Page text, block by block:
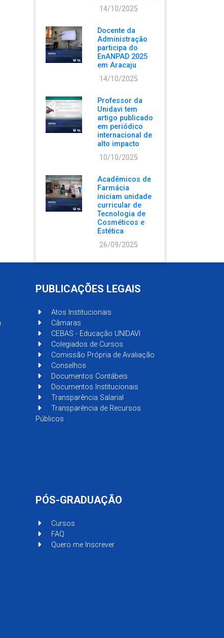
14/10/2025
Docente da
Administração
participa do
EnANPAD 2025
em Aracaju
14/10/2025
Professor da
Unidavi tem
artigo publicado
em periódico
internacional de
alto impacto
10/10/2025
Acadêmicos de
Farmácia
iniciam unidade
curricular de
Tecnologia de
Cosméticos e
Estética
26/09/2025
PUBLICAÇÕES LEGAIS
Atos Institucionais
Câmaras
CEBAS - Educação UNIDAVI
Colegiados de Cursos
Comissão Própria de Avaliação
Conselhos
Documentos Contábeis
Documentos Institucionais
Transparência Salarial
Transparência de Recursos
Públicos
PÓS-GRADUAÇÃO
Cursos
FAQ
Quero me Inscrever